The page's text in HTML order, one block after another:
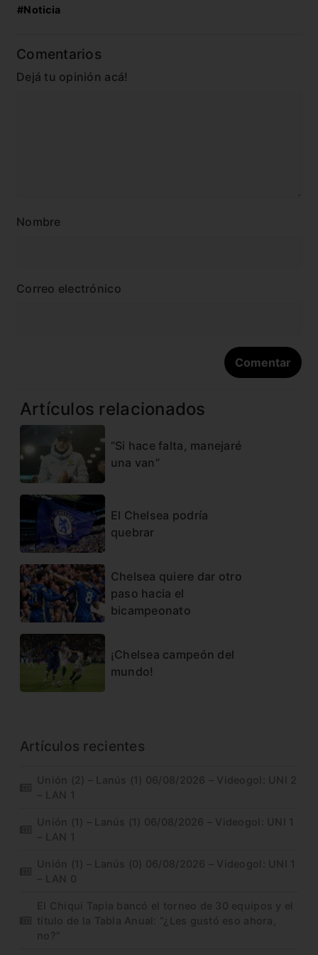
#Noticia
Comentarios
Dejá tu opinión acá!
Nombre
Correo electrónico
Artículos relacionados
“Si hace falta, manejaré
una van”
El Chelsea podría
quebrar
Chelsea quiere dar otro
paso hacia el
bicampeonato
¡Chelsea campeón del
mundo!
Artículos recientes
Unión (2) – Lanús (1) 06/08/2026 – Videogol: UNI 2
– LAN 1
Unión (1) – Lanús (1) 06/08/2026 – Videogol: UNI 1
– LAN 1
Unión (1) – Lanús (0) 06/08/2026 – Videogol: UNI 1
– LAN 0
El Chiqui Tapia bancó el torneo de 30 equipos y el
título de la Tabla Anual: “¿Les gustó eso ahora,
no?”